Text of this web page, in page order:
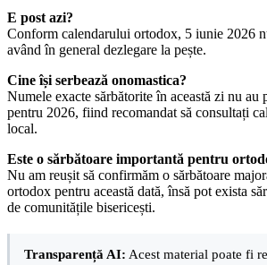
E post azi?
Conform calendarului ortodox, 5 iunie 2026
având în general dezlegare la pește.
Cine își serbează onomastica?
Numele exacte sărbătorite în această zi nu
pentru 2026, fiind recomandat să consultați
local.
Este o sărbătoare importantă pentru
Nu am reușit să confirmăm o sărbătoare
ortodox pentru această dată, însă pot exista
de comunitățile bisericești.
Transparență AI: Acest material poate fi